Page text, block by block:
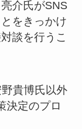
介氏がSNS
をきっかけ
談を行うこ
貴博氏以外
決定のプロ